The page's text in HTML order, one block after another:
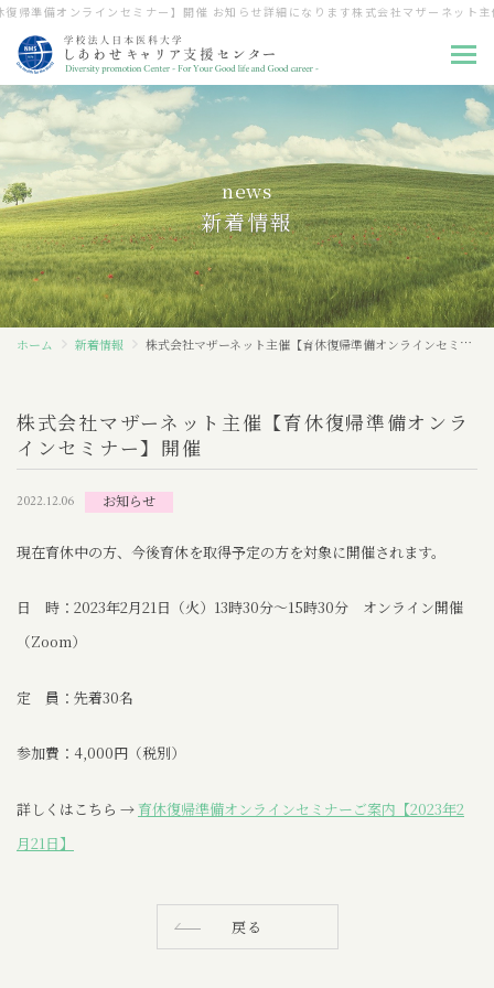
帰準備オンラインセミナー】開催 お知らせ詳細になります株式会社マザーネット主
ホーム
センター長挨拶
構成員紹介
研究支援
キャリア教育／再教育支援
活動報告書
関連サイト
新着情報
個人情報保護方針
news
新着情報
ホーム 新着情報 株式会社マザーネット主催【育休復帰準備オンラインセミナー】開催
株式会社マザーネット主催【育休復帰準備オンラ
インセミナー】開催
2022.12.06 お知らせ
現在育休中の方、今後育休を取得予定の方を対象に開催されます。
日 時：2023年2月21日（火）13時30分～15時30分 オンライン開催
（Zoom）
定 員：先着30名
参加費：4,000円（税別）
詳しくはこちら →育休復帰準備オンラインセミナーご案内【2023年2
月21日】
戻る